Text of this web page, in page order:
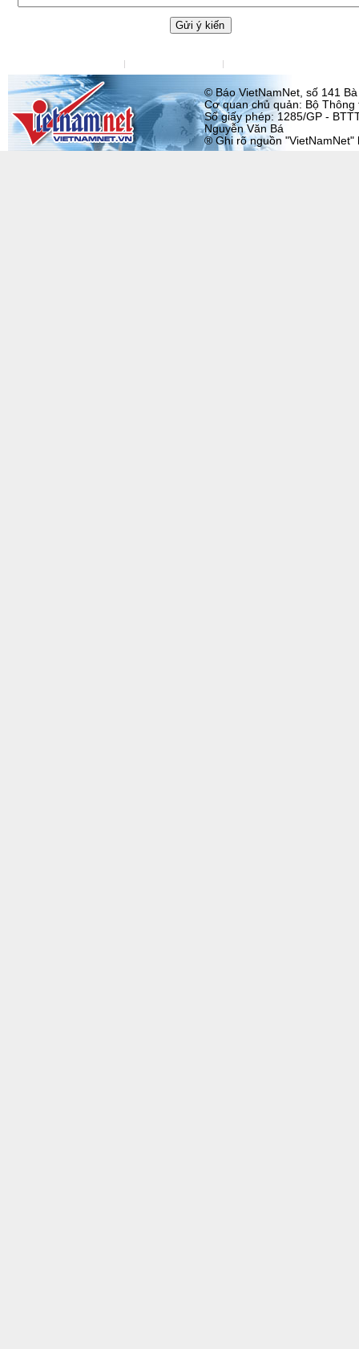
© Báo VietNamNet, số 141
Cơ quan chủ quản: Bộ Thông
Số giấy phép: 1285/GP -
Nguyễn Văn Bá
® Ghi rõ nguồn "VietNamNet"